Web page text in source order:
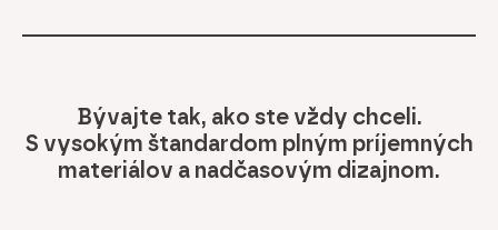
Bývajte tak, ako ste vždy chceli.
S vysokým štandardom plným príjemných
materiálov a nadčasovým dizajnom.